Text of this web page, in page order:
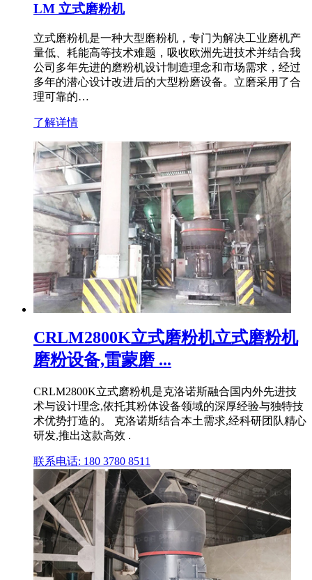
LM 立式磨粉机
立式磨粉机是一种大型磨粉机，专门为解决工业磨机产
量低、耗能高等技术难题，吸收欧洲先进技术并结合我
公司多年先进的磨粉机设计制造理念和市场需求，经过
多年的潜心设计改进后的大型粉磨设备。立磨采用了合
理可靠的…
了解详情
CRLM2800K立式磨粉机立式磨粉机
磨粉设备,雷蒙磨 ...
CRLM2800K立式磨粉机是克洛诺斯融合国内外先进技
术与设计理念,依托其粉体设备领域的深厚经验与独特技
术优势打造的。 克洛诺斯结合本土需求,经科研团队精心
研发,推出这款高效 .
联系电话: 180 3780 8511